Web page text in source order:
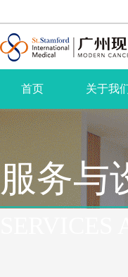
首页 关于我
服务与